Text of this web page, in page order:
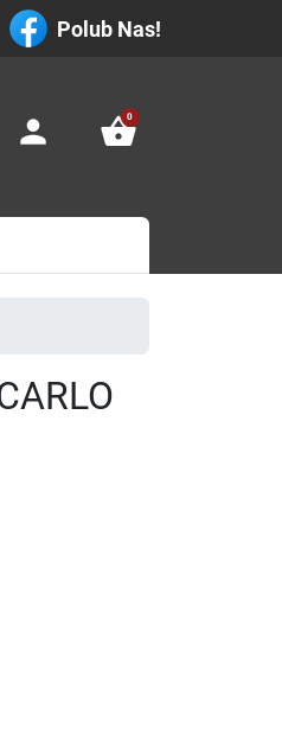
Polub Nas!
person shopping_basket
0